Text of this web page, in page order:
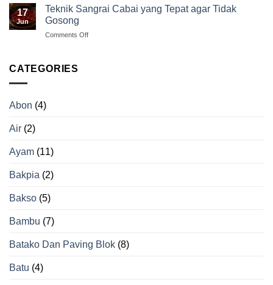
Usaha
Memilih
Mesin
Padi
17
Jun
Teknik Sangrai Cabai yang Tepat agar Tidak
Gosong
Comments Offon
CATEGORIES
Abon (4)
Air (2)
Ayam (11)
Bakpia (2)
Bakso (5)
Bambu (7)
Batako Dan Paving Blok (8)
Batu (4)